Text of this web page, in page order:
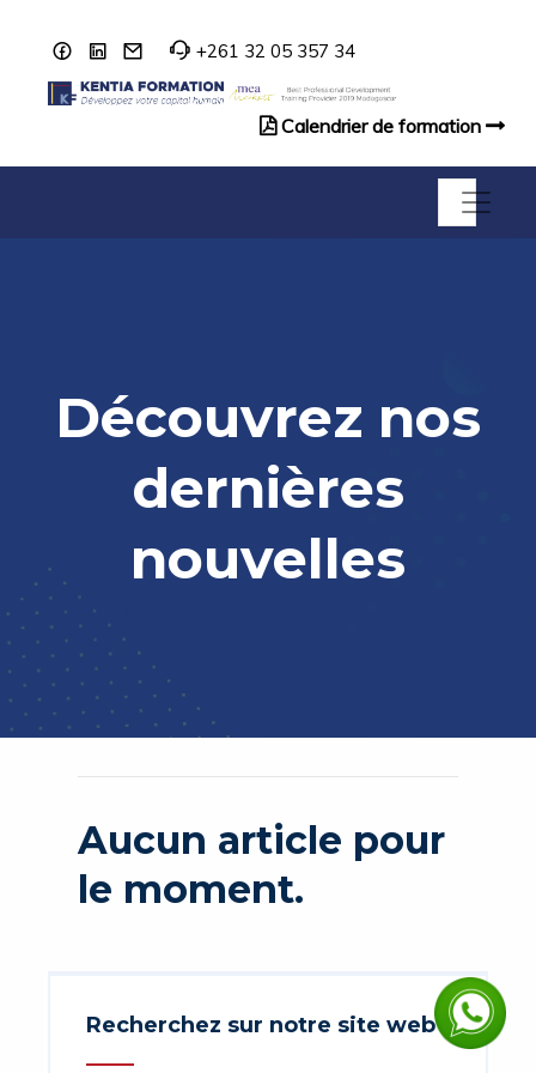
+261 32 05 357 34
Calendrier de formation
Découvrez nos
dernières
nouvelles
Aucun article pour
le moment.
Recherchez sur notre site web